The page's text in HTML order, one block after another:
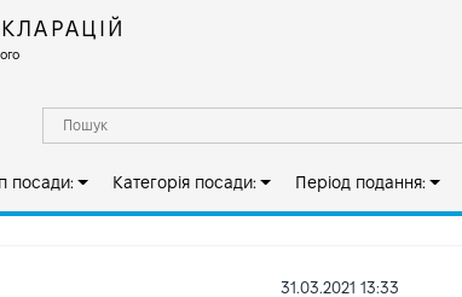
посади: Категорія посади: Період подання:
31.03.2021 13:33